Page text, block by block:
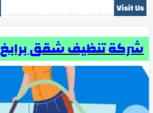
Visit Us
شركة تنظيف شقق برابغ